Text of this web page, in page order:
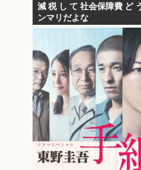
減 税 し て 社会保障費 ど
ンマリだよな